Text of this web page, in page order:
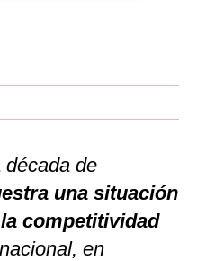
década de
una situación
competitividad
en